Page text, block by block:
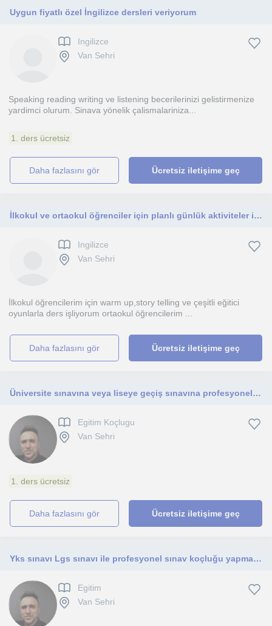
Uygun fiyatlı özel İngilizce dersleri veriyorum
Ingilizce
Van Sehri
Speaking reading writing ve listening becerilerinizi gelistirmenize
yardimci olurum. Sinava yönelik çalismalariniza...
1. ders ücretsiz
daha fazlasını gör Ücretsiz iletişime geç
İlkokul ve ortaokul öğrenciler için planlı günlük aktiviteler içeren speaking ve listening aktiviteleri yapılır
Ingilizce
Van Sehri
İlkokul öğrencilerim için warm up,story telling ve çeşitli eğitici
oyunlarla ders işliyorum ortaokul öğrencilerim ...
daha fazlasını gör Ücretsiz iletişime geç
Üniversite sınavına veya liseye geçiş sınavına profesyonel koçluk eğitimi
Egitim Koçlugu
Van Sehri
1. ders ücretsiz
daha fazlasını gör Ücretsiz iletişime geç
Yks sınavı Lgs sınavı ile profesyonel sınav koçluğu yapmaktayım
Egitim
Van Sehri